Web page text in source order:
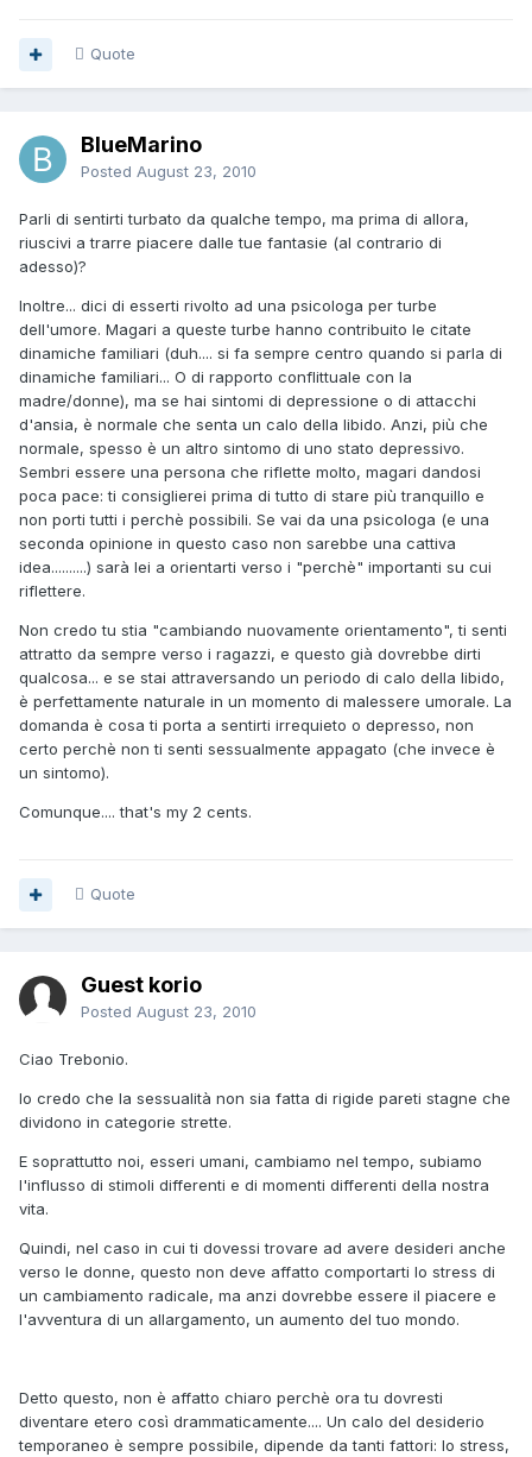
Quote
BlueMarino
Posted August 23, 2010
Parli di sentirti turbato da qualche tempo, ma prima di allora,
riuscivi a trarre piacere dalle tue fantasie (al contrario di
adesso)?
Inoltre... dici di esserti rivolto ad una psicologa per turbe
dell'umore. Magari a queste turbe hanno contribuito le citate
dinamiche familiari (duh.... si fa sempre centro quando si parla di
dinamiche familiari... O di rapporto conflittuale con la
madre/donne), ma se hai sintomi di depressione o di attacchi
d'ansia, è normale che senta un calo della libido. Anzi, più che
normale, spesso è un altro sintomo di uno stato depressivo.
Sembri essere una persona che riflette molto, magari dandosi
poca pace: ti consiglierei prima di tutto di stare più tranquillo e
non porti tutti i perchè possibili. Se vai da una psicologa (e una
seconda opinione in questo caso non sarebbe una cattiva
idea..........) sarà lei a orientarti verso i "perchè" importanti su cui
riflettere.
Non credo tu stia "cambiando nuovamente orientamento", ti senti
attratto da sempre verso i ragazzi, e questo già dovrebbe dirti
qualcosa... e se stai attraversando un periodo di calo della libido,
è perfettamente naturale in un momento di malessere umorale. La
domanda è cosa ti porta a sentirti irrequieto o depresso, non
certo perchè non ti senti sessualmente appagato (che invece è
un sintomo).
Comunque.... that's my 2 cents.
Quote
Guest korio
Posted August 23, 2010
Ciao Trebonio.
Io credo che la sessualità non sia fatta di rigide pareti stagne che
dividono in categorie strette.
E soprattutto noi, esseri umani, cambiamo nel tempo, subiamo
l'influsso di stimoli differenti e di momenti differenti della nostra
vita.
Quindi, nel caso in cui ti dovessi trovare ad avere desideri anche
verso le donne, questo non deve affatto comportarti lo stress di
un cambiamento radicale, ma anzi dovrebbe essere il piacere e
l'avventura di un allargamento, un aumento del tuo mondo.
Detto questo, non è affatto chiaro perchè ora tu dovresti
diventare etero così drammaticamente.... Un calo del desiderio
temporaneo è sempre possibile, dipende da tanti fattori: lo stress,